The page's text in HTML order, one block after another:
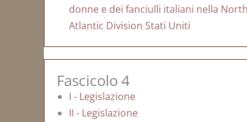
donne e dei fanciulli italiani nella North
Atlantic Division Stati Uniti
Fascicolo 4
I - Legislazione
II - Legislazione